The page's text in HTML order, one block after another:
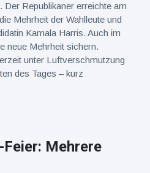
Republikaner erreichte am
Mehrheit der Wahlleute und
Kamala Harris. Auch im
neue Mehrheit sichern.
unter Luftverschmutzung
des Tages – kurz
Mehrere